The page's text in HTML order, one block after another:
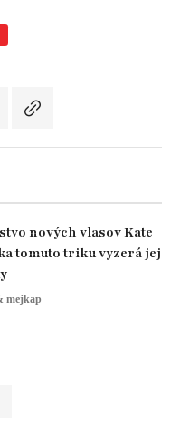
tomuto triku vyzerá jej
mejkap